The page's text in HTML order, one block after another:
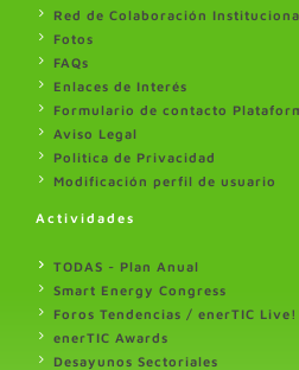
Red de Colaboración
Fotos
FAQs
Enlaces de Interés
Formulario de contacto
Aviso Legal
Politica de Privacidad
Modificación perfil de usuario
Actividades
TODAS - Plan Anual
Smart Energy Congress
Foros Tendencias / enerTIC Live!
enerTIC Awards
Desayunos Sectoriales